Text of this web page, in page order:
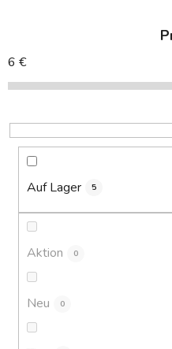
k
t
o
r
6 €
Auf Lager 5
Aktion 0
Neu 0